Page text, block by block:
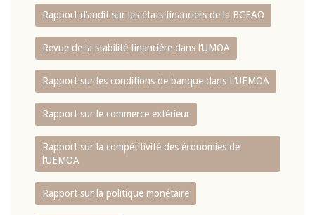
Rapport d‘audit sur les états financiers de la BCEAO
Revue de la stabilité financière dans l‘UMOA
Rapport sur les conditions de banque dans L‘UEMOA
Rapport sur le commerce extérieur
Rapport sur la compétitivité des économies de
l‘UEMOA
Rapport sur la politique monétaire